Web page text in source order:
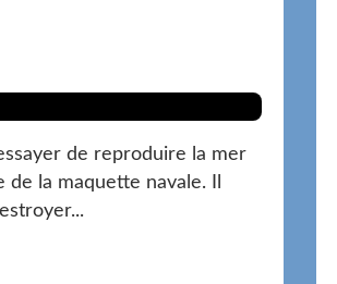
de reproduire la mer
la maquette navale. Il